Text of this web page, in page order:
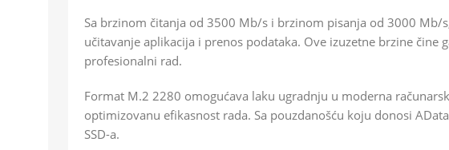
Sa brzinom čitanja od 3500 Mb/s i brzinom pisanja od 3000 Mb/
učitavanje aplikacija i prenos podataka. Ove izuzetne brzine
profesionalni rad.
Format M.2 2280 omogućava laku ugradnju u moderna
optimizovanu efikasnost rada. Sa pouzdanošću koju donosi
SSD-a.